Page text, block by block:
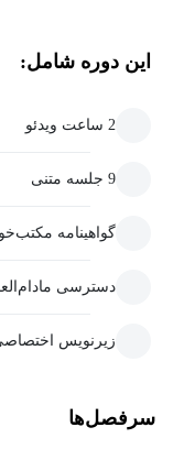
این دوره شامل:
2 ساعت ویدئو
9 جلسه متنی
گواهینامه
دسترسی
زیرنویس
سرفصل‌ها